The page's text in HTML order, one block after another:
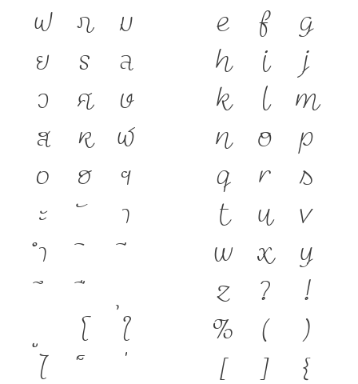
ฟ
ภ
ม
ย
ร
ล
ว
ศ
ษ
ส
ห
ฬ
อ
ฮ
ฯ
ะ
า
ำ
โ
ใ
ไ
e
f
g
h
i
j
k
l
m
n
o
p
q
r
s
t
u
v
w
x
y
z
?
!
%
(
)
[
]
{